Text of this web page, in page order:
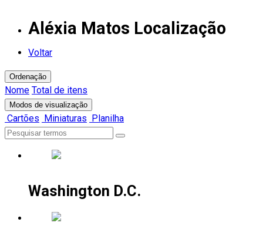
Aléxia Matos Localização
Voltar
Ordenação
Nome Total de itens
Modos de visualização
Cartões Miniaturas Planilha
Washington D.C.